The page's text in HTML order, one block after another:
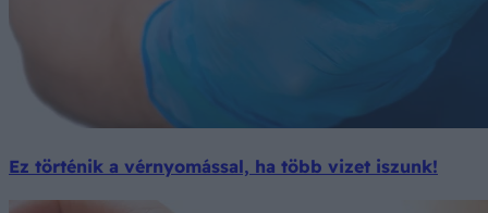
Ez történik a vérnyomással, ha több vizet iszunk!